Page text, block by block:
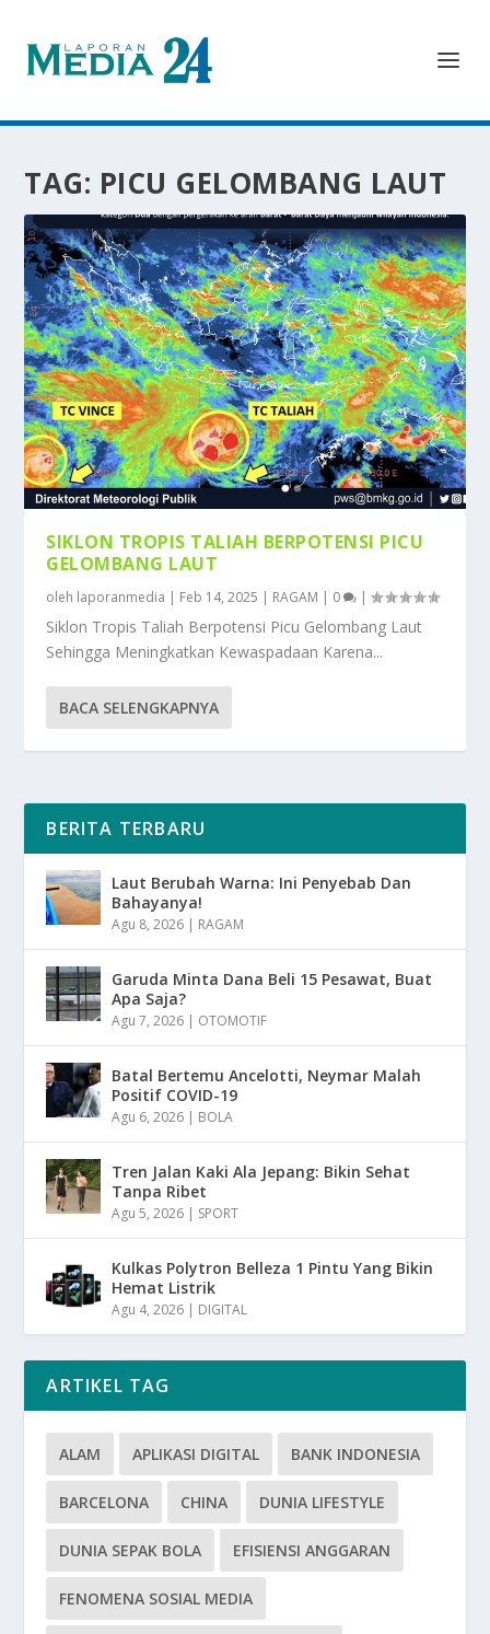
TAG: PICU GELOMBANG LAUT
SIKLON TROPIS TALIAH BERPOTENSI PICU
GELOMBANG LAUT
oleh laporanmedia | Feb 14, 2025 | RAGAM | 0 |
Siklon Tropis Taliah Berpotensi Picu Gelombang Laut
Sehingga Meningkatkan Kewaspadaan Karena...
BACA SELENGKAPNYA
BERITA TERBARU
Laut Berubah Warna: Ini Penyebab Dan
Bahayanya!
Agu 8, 2026 | RAGAM
Garuda Minta Dana Beli 15 Pesawat, Buat
Apa Saja?
Agu 7, 2026 | OTOMOTIF
Batal Bertemu Ancelotti, Neymar Malah
Positif COVID-19
Agu 6, 2026 | BOLA
Tren Jalan Kaki Ala Jepang: Bikin Sehat
Tanpa Ribet
Agu 5, 2026 | SPORT
Kulkas Polytron Belleza 1 Pintu Yang Bikin
Hemat Listrik
Agu 4, 2026 | DIGITAL
ARTIKEL TAG
ALAM APLIKASI DIGITAL BANK INDONESIA
BARCELONA CHINA DUNIA LIFESTYLE
DUNIA SEPAK BOLA EFISIENSI ANGGARAN
FENOMENA SOSIAL MEDIA